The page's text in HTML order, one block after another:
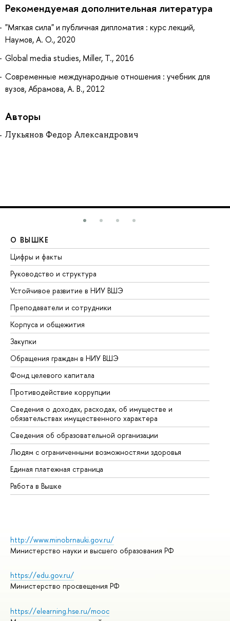
Рекомендуемая дополнительная литература
"Мягкая сила" и публичная дипломатия : курс лекций,
Наумов, А. О., 2020
Global media studies, Miller, T., 2016
Современные международные отношения : учебник для
вузов, Абрамова, А. В., 2012
Авторы
Лукьянов Федор Александрович
О ВЫШКЕ
Цифры и факты
Руководство и структура
Устойчивое развитие в НИУ ВШЭ
Преподаватели и сотрудники
Корпуса и общежития
Закупки
Обращения граждан в НИУ ВШЭ
Фонд целевого капитала
Противодействие коррупции
Сведения о доходах, расходах, об имуществе и
обязательствах имущественного характера
Сведения об образовательной организации
Людям с ограниченными возможностями здоровья
Единая платежная страница
Работа в Вышке
http://www.minobrnauki.gov.ru/
Министерство науки и высшего образования РФ
https://edu.gov.ru/
Министерство просвещения РФ
https://elearning.hse.ru/mooc